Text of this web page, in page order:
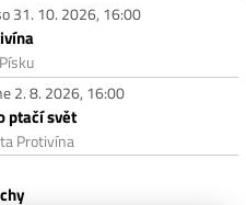
31. 10. 2026, 16:00
2. 8. 2026, 16:00
ptačí svět
Protivína